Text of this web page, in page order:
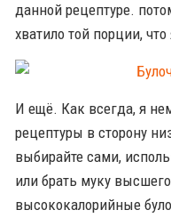
данной рецептуре.
хватило той порции,
И ещё. Как всегда, я
рецептуры в сторону
выбирайте сами,
или брать муку
высококалорийные